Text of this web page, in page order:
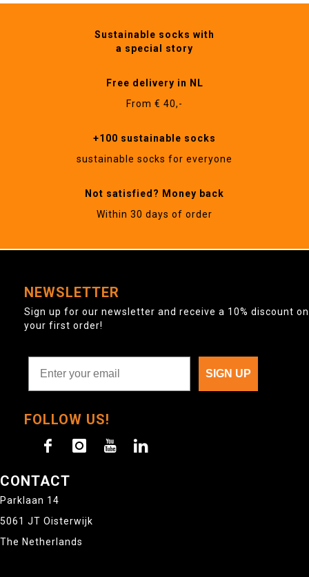
Sustainable socks with
a special story
Free delivery in NL
From € 40,-
+100 sustainable socks
sustainable socks for everyone
Not satisfied? Money back
Within 30 days of order
NEWSLETTER
Sign up for our newsletter and receive a 10% discount on
your first order!
SIGN UP
FOLLOW US!
CONTACT
Parklaan 14
5061 JT Oisterwijk
The Netherlands